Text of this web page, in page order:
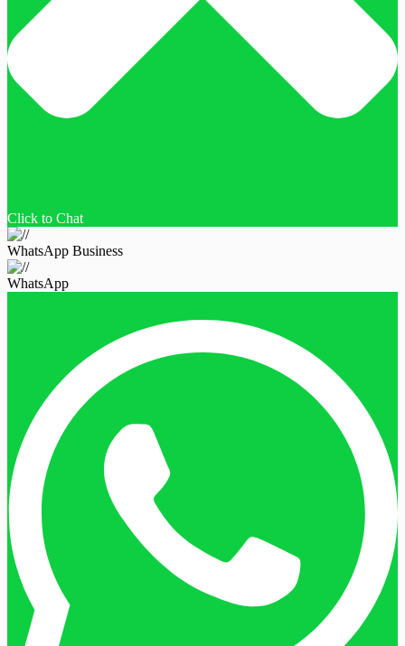
Click to Chat
WhatsApp Business
WhatsApp